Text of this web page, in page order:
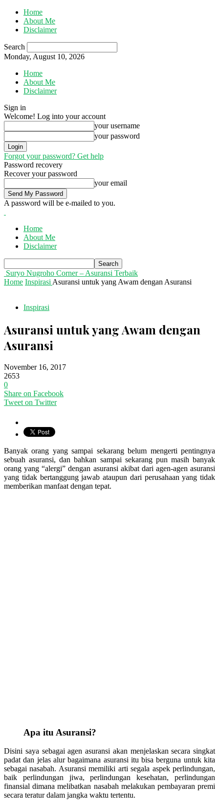
Home
About Me
Disclaimer
Search
Monday, August 10, 2026
Home
About Me
Disclaimer
Sign in
Welcome! Log into your account
your username
your password
Forgot your password? Get help
Password recovery
Recover your password
your email
A password will be e-mailed to you.
Home
About Me
Disclaimer
Suryo Nugroho Corner – Asuransi Terbaik
Home Inspirasi Asuransi untuk yang Awam dengan Asuransi
Inspirasi
Asuransi untuk yang Awam dengan
Asuransi
November 16, 2017
2653
0
Share on Facebook
Tweet on Twitter
Banyak orang yang sampai sekarang belum mengerti pentingnya
sebuah asuransi, dan bahkan sampai sekarang pun masih banyak
orang yang “alergi” dengan asuransi akibat dari agen-agen asuransi
yang tidak bertanggung jawab ataupun dari perusahaan yang tidak
memberikan manfaat dengan tepat.
Apa itu Asuransi?
Disini saya sebagai agen asuransi akan menjelaskan secara singkat
padat dan jelas alur bagaimana asuransi itu bisa berguna untuk kita
sebagai nasabah. Asuransi memiliki arti segala aspek perlindungan,
baik perlindungan jiwa, perlindungan kesehatan, perlindungan
finansial dimana melibatkan nasabah melakukan pembayaran premi
secara teratur dalam jangka waktu tertentu.